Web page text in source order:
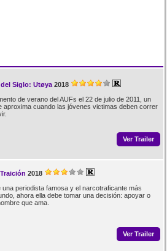
Siglo: Utøya 2018
de verano del AUFs el 22 de julio de 2011, un
aproxima cuando las jóvenes victimas deben correr
Ver Trailer
2018
una periodista famosa y el narcotraficante más
ahora ella debe tomar una decisión: apoyar o
que ama.
Ver Trailer